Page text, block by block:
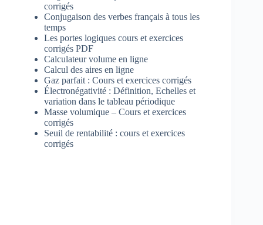
corrigés
Conjugaison des verbes français à tous les
temps
Les portes logiques cours et exercices
corrigés PDF
Calculateur volume en ligne
Calcul des aires en ligne
Gaz parfait : Cours et exercices corrigés
Électronégativité : Définition, Echelles et
variation dans le tableau périodique
Masse volumique – Cours et exercices
corrigés
Seuil de rentabilité : cours et exercices
corrigés